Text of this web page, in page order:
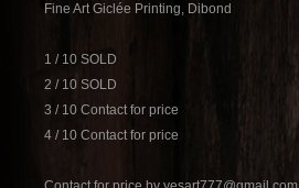
Fine Art Giclée Printing, Dibond
1 / 10 SOLD
2 / 10 SOLD
3 / 10 Contact for price
4 / 10 Contact for price